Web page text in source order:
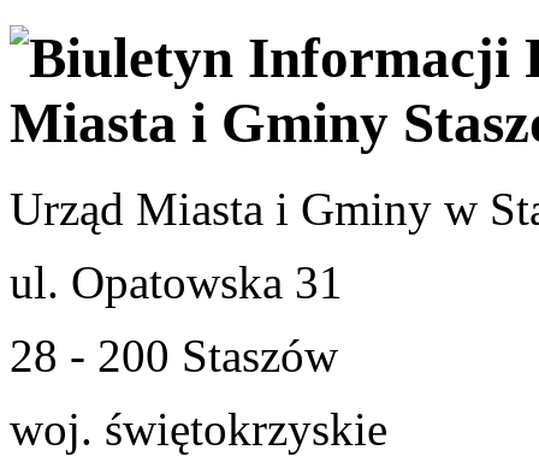
Urząd Miasta i Gminy w
ul. Opatowska 31
28 - 200 Staszów
woj. świętokrzyskie